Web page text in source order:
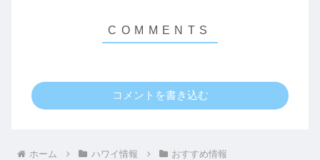
コメントを書き込む
ホーム ハワイ情報 おすすめ情報